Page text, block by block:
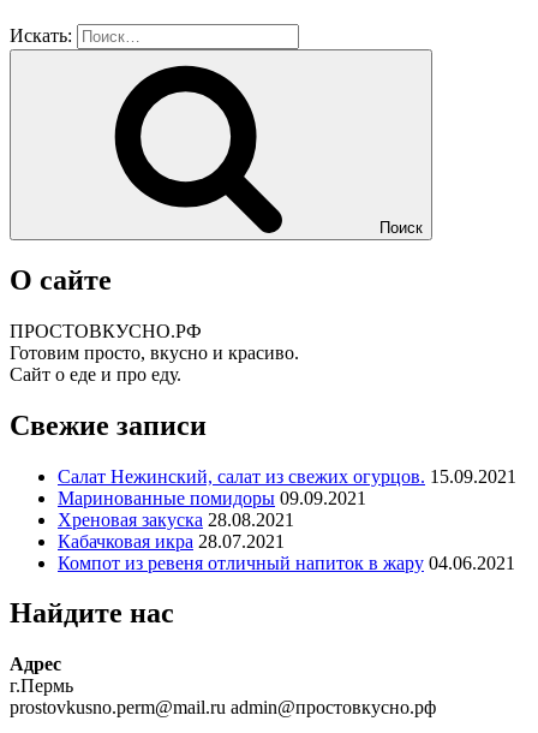
Искать:
Поиск
О сайте
ПРОСТОВКУСНО.РФ
Готовим просто, вкусно и красиво.
Сайт о еде и про еду.
Свежие записи
Салат Нежинский, салат из свежих огурцов. 15.09.2021
Маринованные помидоры 09.09.2021
Хреновая закуска 28.08.2021
Кабачковая икра 28.07.2021
Компот из ревеня отличный напиток в жару 04.06.2021
Найдите нас
Адрес
г.Пермь
prostovkusno.perm@mail.ru admin@простовкусно.рф